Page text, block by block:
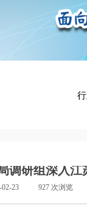
调研组深入
02-23 927 次浏览